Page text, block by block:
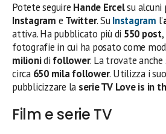
Potete seguire Hande Ercelsu alcuni
Instagram e Twitter. SuInstagram l’
attiva. Ha pubblicato più di 550 post
fotografie in cui ha posato come
milionidi follower. La trovate anche
circa 650 mila follower. Utilizza i
pubblicizzare la serie TV Love is in
Film e serie TV